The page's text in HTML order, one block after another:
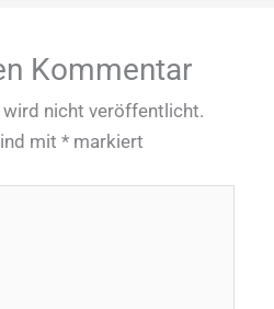
Kommentar
wird nicht veröffentlicht.
mit* markiert